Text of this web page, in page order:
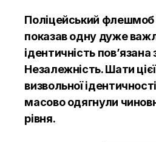
Поліцейський
показав одну дуже
ідентичність
Незалежність. Шати
визвольної
масово одягнули
рівня.